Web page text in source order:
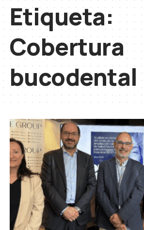
Etiqueta:
Cobertura
bucodental